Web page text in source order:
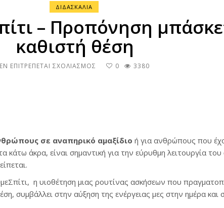
ΔΙΔΑΣΚΑΛΙΑ
– Προπόνηση
καθιστή θέση
ΕΠΙΤΡΈΠΕΤΑΙ ΣΧΟΛΙΑΣΜΌΣ ΣΤΟ
ΘΈΣΗ
0 3380
σε αναπηρικό αμαξίδιο ή για ανθρώπους που
άκρα, είναι σημαντική για την εύρυθμη λειτουργία
η υιοθέτηση μιας ρουτίνας ασκήσεων που
συμβάλλει στην αύξηση της ενέργειας μες στην ημέρα και